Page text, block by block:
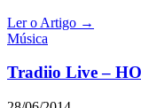
Ler o Artigo →
Música
Tradiio Live –